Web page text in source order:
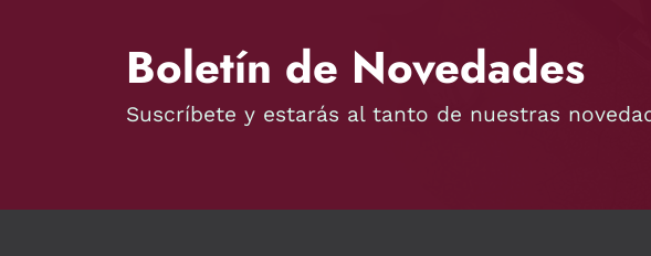
Boletín de Novedades
Suscríbete y estarás al tanto de nuestras